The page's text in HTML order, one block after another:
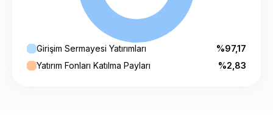
Girişim Sermayesi Yatırımları
%97,17
Yatırım Fonları Katılma Payları
%2,83